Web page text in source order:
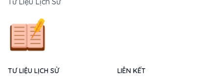
TƯ LIỆU LỊCH SỬ LIÊN KẾT